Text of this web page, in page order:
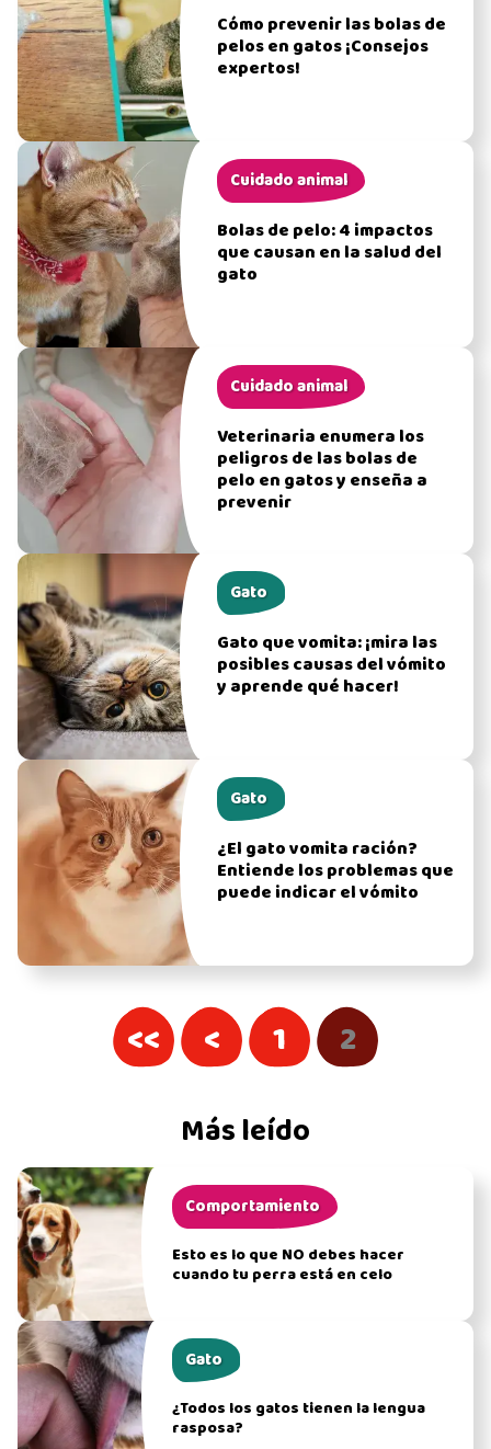
Cómo prevenir las bolas de
pelos en gatos ¡Consejos
expertos!
Cuidado animal
Bolas de pelo: 4 impactos
que causan en la salud del
gato
Cuidado animal
Veterinaria enumera los
peligros de las bolas de
pelo en gatos y enseña a
prevenir
Gato
Gato que vomita: ¡mira las
posibles causas del vómito
y aprende qué hacer!
Gato
¿El gato vomita ración?
Entiende los problemas que
puede indicar el vómito
<< < 1 2
Más leído
Comportamiento
Esto es lo que NO debes hacer
cuando tu perra está en celo
Gato
¿Todos los gatos tienen la lengua
rasposa?